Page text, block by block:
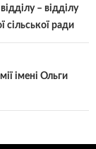
– відділу
сільської ради
імені Ольги